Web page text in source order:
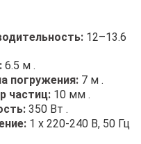
12–13.6
6.5 м .
погружения: 7 м .
частиц: 10 мм .
350 Вт .
1 x 220-240 В, 50 Гц